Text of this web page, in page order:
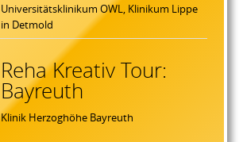
Universitätsklinikum OWL, Klinikum Lippe
in Detmold
Reha Kreativ Tour:
Bayreuth
Klinik Herzoghöhe Bayreuth